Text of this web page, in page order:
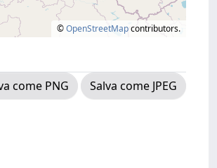
©OpenStreetMapcontributors.
come PNG
Salva come JPEG